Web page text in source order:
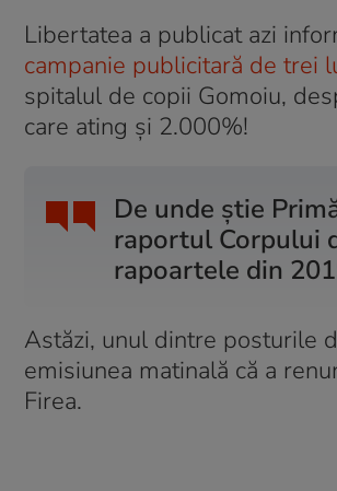
Libertatea a publicat azi
campanie publicitară de trei
spitalul de copii Gomoiu,
care ating și 2.000%!
De unde știe
raportul Corpului
rapoartele din
Astăzi, unul dintre posturile
emisiunea matinală că a
Firea.